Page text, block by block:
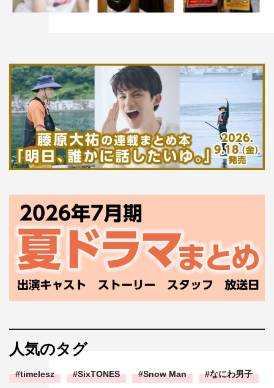
人気のタグ
timelesz SixTONES Snow Man なにわ男子